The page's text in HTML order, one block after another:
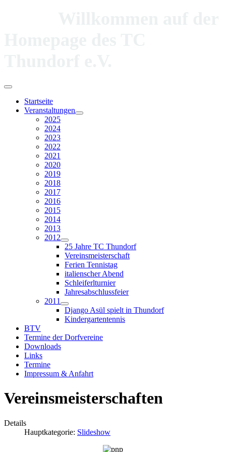
Startseite
Veranstaltungen
2025
2024
2023
2022
2021
2020
2019
2018
2017
2016
2015
2014
2013
2012
25 Jahre TC Thundorf
Vereinsmeisterschaft
Ferien Tennistag
italienscher Abend
Schleiferlturnier
Jahresabschlussfeier
2011
Django Asül spielt in Thundorf
Kindergartentennis
BTV
Termine der Dorfvereine
Downloads
Links
Termine
Impressum & Anfahrt
Vereinsmeisterschaften
Details
Hauptkategorie: Slideshow